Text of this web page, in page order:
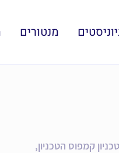
מנטורים
קמפוס הטכניון,